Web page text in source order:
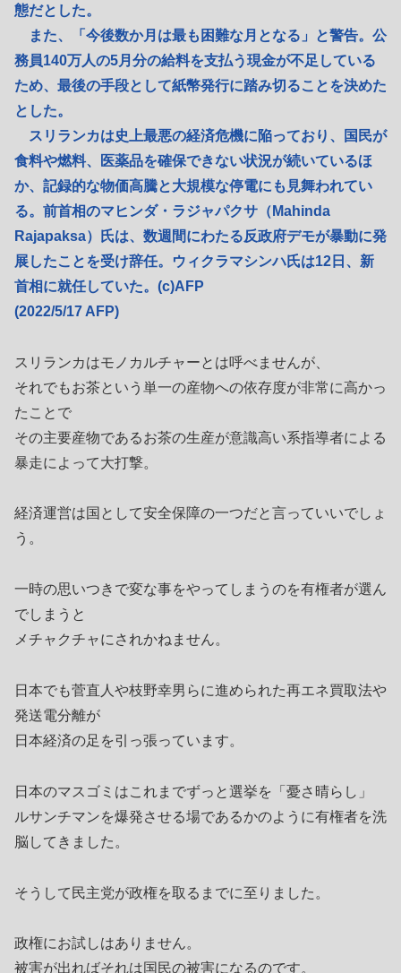
態だとした。
また、「今後数か月は最も困難な月となる」と警告。公
務員140万人の5月分の給料を支払う現金が不足している
ため、最後の手段として紙幣発行に踏み切ることを決めた
とした。
スリランカは史上最悪の経済危機に陥っており、国民が
食料や燃料、医薬品を確保できない状況が続いているほ
か、記録的な物価高騰と大規模な停電にも見舞われてい
る。前首相のマヒンダ・ラジャパクサ（Mahinda
Rajapaksa）氏は、数週間にわたる反政府デモが暴動に発
展したことを受け辞任。ウィクラマシンハ氏は12日、新
首相に就任していた。(c)AFP
(2022/5/17 AFP)
スリランカはモノカルチャーとは呼べませんが、
それでもお茶という単一の産物への依存度が非常に高かっ
たことで
その主要産物であるお茶の生産が意識高い系指導者による
暴走によって大打撃。
経済運営は国として安全保障の一つだと言っていいでしょ
う。
一時の思いつきで変な事をやってしまうのを有権者が選ん
でしまうと
メチャクチャにされかねません。
日本でも菅直人や枝野幸男らに進められた再エネ買取法や
発送電分離が
日本経済の足を引っ張っています。
日本のマスゴミはこれまでずっと選挙を「憂さ晴らし」
ルサンチマンを爆発させる場であるかのように有権者を洗
脳してきました。
そうして民主党が政権を取るまでに至りました。
政権にお試しはありません。
被害が出ればそれは国民の被害になるのです。